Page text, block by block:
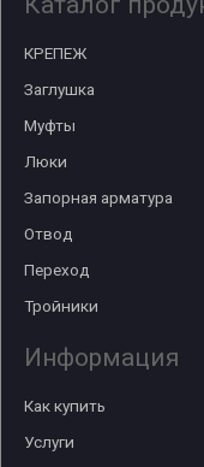
КРЕПЕЖ
Заглушка
Муфты
Люки
Запорная арматура
Отвод
Переход
Тройники
Информация
Как купить
Услуги